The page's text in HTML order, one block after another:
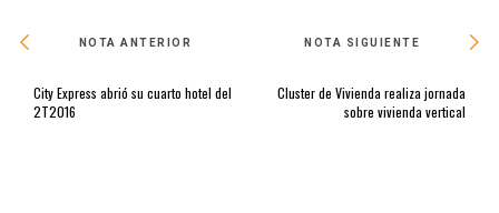
NOTA ANTERIOR
City Express abrió su cuarto hotel del
2T2016
NOTA SIGUIENTE
Cluster de Vivienda realiza jornada
sobre vivienda vertical